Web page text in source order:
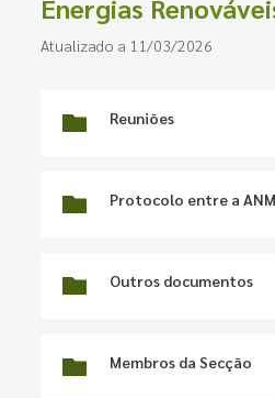
Energias
Atualizado a 11/03/2026
Reuniões
Protocolo entre a
Outros documentos
Membros da Secção